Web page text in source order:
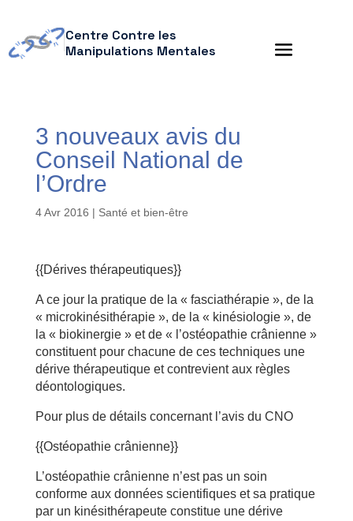
Centre Contre les
Manipulations Mentales
3 nouveaux avis du
Conseil National de
l’Ordre
4 Avr 2016 | Santé et bien-être
{{Dérives thérapeutiques}}
A ce jour la pratique de la « fasciathérapie », de la
« microkinésithérapie », de la « kinésiologie », de
la « biokinergie » et de « l’ostéopathie crânienne »
constituent pour chacune de ces techniques une
dérive thérapeutique et contrevient aux règles
déontologiques.
Pour plus de détails concernant l’avis du CNO
{{Ostéopathie crânienne}}
L’ostéopathie crânienne n’est pas un soin
conforme aux données scientifiques et sa pratique
par un kinésithérapeute constitue une dérive